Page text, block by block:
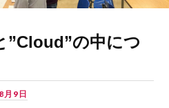
”Cloud”の中につ
月9日